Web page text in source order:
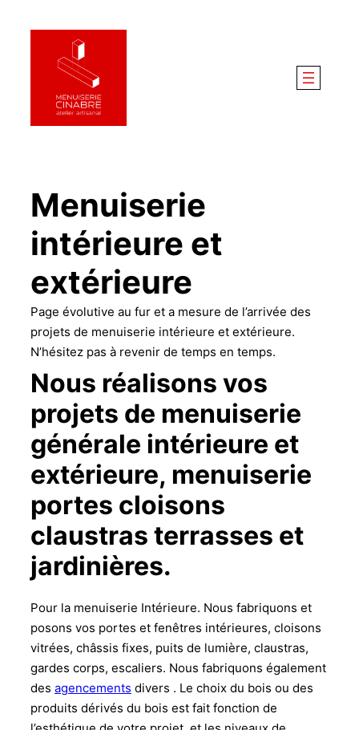
Aller
Menuiserie
intérieure et
extérieure
Page évolutive au fur et a mesure de l’arrivée des
projets de menuiserie intérieure et extérieure.
N’hésitez pas à revenir de temps en temps.
Nous réalisons vos
projets de menuiserie
générale intérieure et
extérieure, menuiserie
portes cloisons
claustras terrasses et
jardinières.
Pour la menuiserie Intérieure. Nous fabriquons et
posons vos portes et fenêtres intérieures, cloisons
vitrées, châssis fixes, puits de lumière, claustras,
gardes corps, escaliers. Nous fabriquons également
des agencements divers . Le choix du bois ou des
produits dérivés du bois est fait fonction de